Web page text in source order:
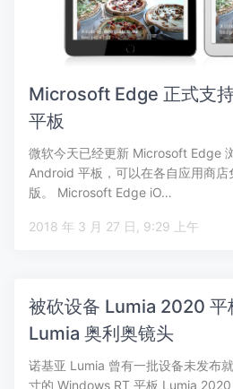
Microsoft Edge 正式支
平板
微软今天已经更新 Microsoft Edge
Android 平板，可以在各自应用商店
版。 Microsoft Edge iO…
2018 年 3 月 27 日, 9:29 上午
被砍设备 Lumia 2020 平
Lumia 奥利奥镜头
诺基亚 Lumia 曾有一批设备未发布
寸的 Windows RT 平板 Lumia